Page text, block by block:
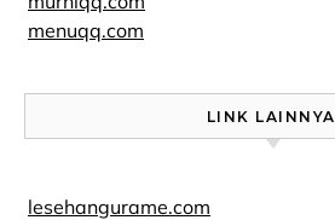
menuqq.com
LINK LAINNYA
lesehangurame.com